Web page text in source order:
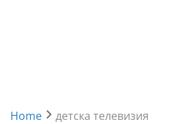
Home детска телевизия